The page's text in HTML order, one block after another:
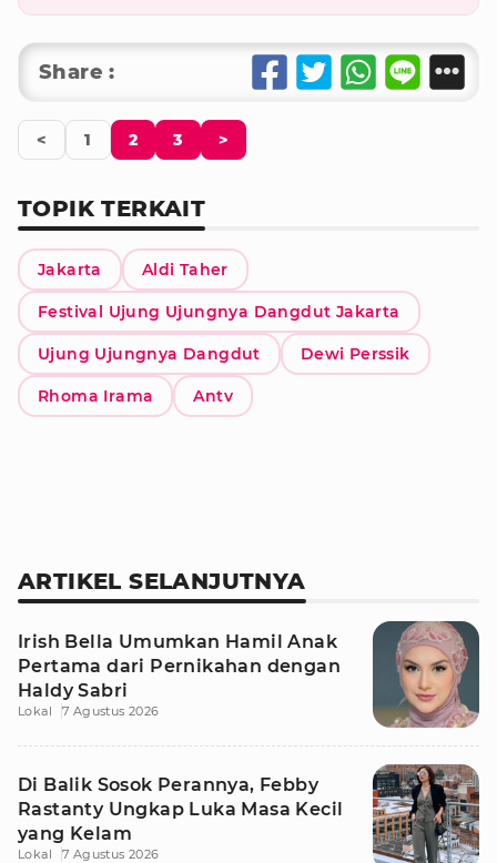
Share :
< 1 2 3 >
TOPIK TERKAIT
Jakarta Aldi Taher
Festival Ujung Ujungnya Dangdut Jakarta
Ujung Ujungnya Dangdut Dewi Perssik
Rhoma Irama Antv
ARTIKEL SELANJUTNYA
Irish Bella Umumkan Hamil Anak
Pertama dari Pernikahan dengan
Haldy Sabri
Lokal 7 Agustus 2026
Di Balik Sosok Perannya, Febby
Rastanty Ungkap Luka Masa Kecil
yang Kelam
Lokal 7 Agustus 2026